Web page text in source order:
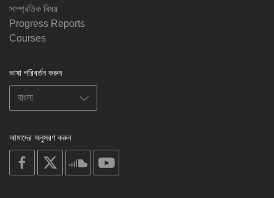
সাম্প্রতিক বিষয়
Progress Reports
Courses
ভাষা পরিবর্তন করুন
আমাদের অনুসরণ করুন
on
facebook
soundcloud